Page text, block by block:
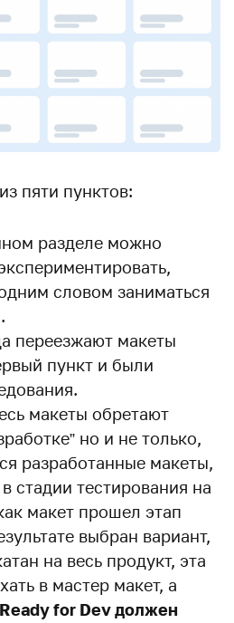
пяти пунктов:
разделе можно
словом заниматься
переезжают макеты
пункт и были
макеты обретают
но и не только,
разработанные макеты,
стадии тестирования на
макет прошел этап
выбран вариант,
на весь продукт, эта
в мастер макет, а
for Dev должен